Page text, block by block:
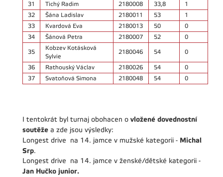
31
Tichý Radim 2180008 33,8
1
32
Šána Ladislav 2180011 53
1
33
Kvardová Eva 2180013 50
0
34
Šánová Petra 2180007 52 0
35
Kobzev Kotásková
Sylvie
2180046 54 0
36 Rathouský Václav 2180026 54
0
37
Svatoňová Simona 2180048 54 0
I tentokrát byl turnaj obohacen o vložené dovednostní
soutěže a zde jsou výsledky:
Longest drive na 14. jamce v mužské kategorii - Michal
Srp.
Longest drive na 14. jamce v ženské/dětské kategorii -
Jan Hučko junior.